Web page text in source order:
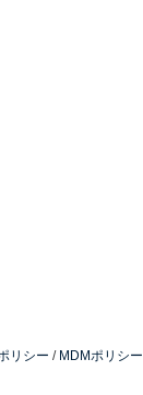
リシー / MDMポリシー